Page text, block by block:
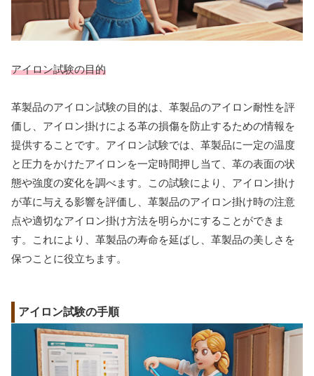
アイロン試験の目的
革製品のアイロン試験の目的は、革製品のアイロン耐性を評
価し、アイロン掛けによる革の損傷を防止するための情報を
提供することです。アイロン試験では、革製品に一定の温度
と圧力をかけたアイロンを一定時間押し当て、革の表面の状
態や強度の変化を調べます。この試験により、アイロン掛け
が革に与える影響を評価し、革製品のアイロン掛け時の注意
点や適切なアイロン掛け方法を明らかにすることができま
す。これにより、革製品の寿命を延ばし、革製品の美しさを
保つことに役立ちます。
アイロン試験の手順